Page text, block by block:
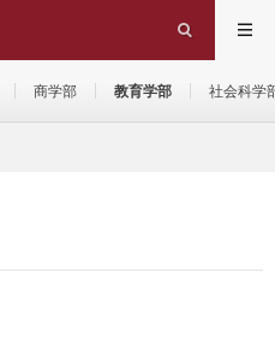
商学部 教育学部 社会科学